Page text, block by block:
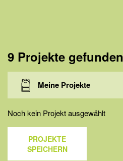
9 Projekte gefunden
Meine Projekte
Noch kein Projekt ausgewählt
PROJEKTE
SPEICHERN